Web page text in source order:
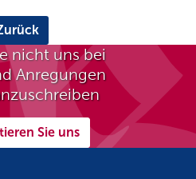
nicht uns bei
Anregungen
Sie uns